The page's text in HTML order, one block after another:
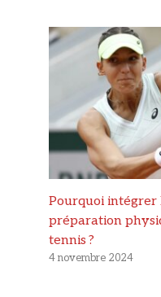
Pourquoi
préparation
tennis ?
4 novembre 2024